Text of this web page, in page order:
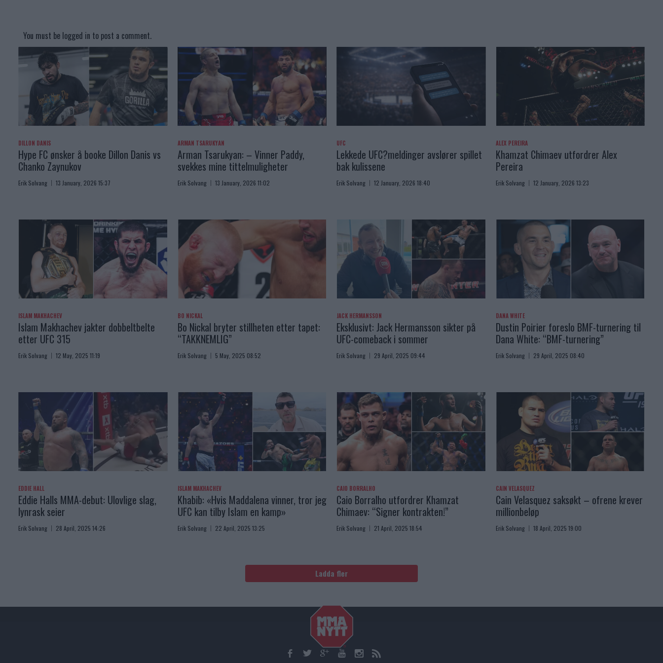
You must be logged in to post a comment.
DILLON DANIS
Hype FC ønsker å booke Dillon Danis vs
Chanko Zaynukov
Erik Solvang 13 January, 2026 15:37
ARMAN TSARUKYAN
Arman Tsarukyan: – Vinner Paddy,
svekkes mine tittelmuligheter
Erik Solvang 13 January, 2026 11:02
UFC
Lekkede UFC?meldinger avslører spillet
bak kulissene
Erik Solvang 12 January, 2026 18:40
ALEX PEREIRA
Khamzat Chimaev utfordrer Alex
Pereira
Erik Solvang 12 January, 2026 13:23
ISLAM MAKHACHEV
Islam Makhachev jakter dobbeltbelte
etter UFC 315
Erik Solvang 12 May, 2025 11:19
BO NICKAL
Bo Nickal bryter stillheten etter tapet:
“TAKKNEMLIG”
Erik Solvang 5 May, 2025 08:52
JACK HERMANSSON
Eksklusivt: Jack Hermansson sikter på
UFC-comeback i sommer
Erik Solvang 29 April, 2025 09:44
DANA WHITE
Dustin Poirier foreslo BMF-turnering til
Dana White: “BMF-turnering”
Erik Solvang 29 April, 2025 08:40
EDDIE HALL
Eddie Halls MMA-debut: Ulovlige slag,
lynrask seier
Erik Solvang 28 April, 2025 14:26
ISLAM MAKHACHEV
Khabib: «Hvis Maddalena vinner, tror jeg
UFC kan tilby Islam en kamp»
Erik Solvang 22 April, 2025 13:25
CAIO BORRALHO
Caio Borralho utfordrer Khamzat
Chimaev: “Signer kontrakten!”
Erik Solvang 21 April, 2025 18:54
CAIN VELASQUEZ
Cain Velasquez saksøkt – ofrene krever
millionbeløp
Erik Solvang 18 April, 2025 19:00
Ladda fler